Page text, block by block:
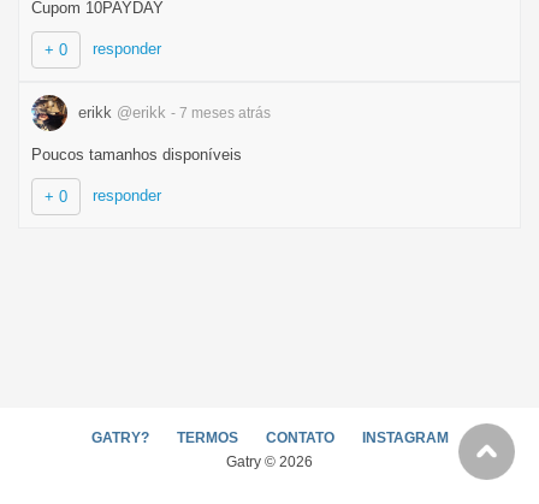
Cupom 10PAYDAY
+ 0 responder
erikk @erikk - 7 meses atrás
Poucos tamanhos disponíveis
+ 0 responder
GATRY? TERMOS CONTATO
INSTAGRAM
Gatry © 2026